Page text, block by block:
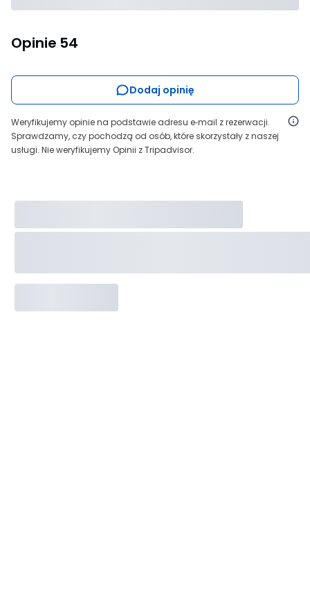
Opinie 54
Dodaj opinię
Weryfikujemy opinie na podstawie adresu e‑mail z rezerwacji.
Sprawdzamy, czy pochodzą od osób, które skorzystały z naszej
usługi. Nie weryfikujemy Opinii z Tripadvisor.